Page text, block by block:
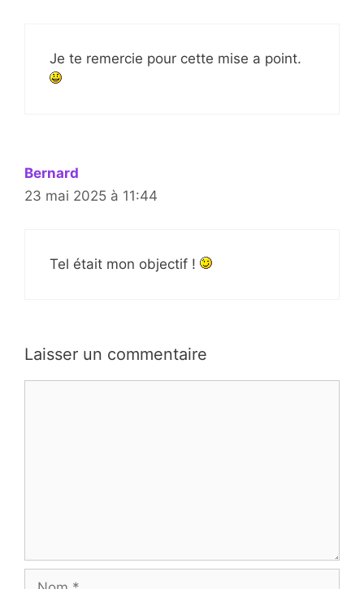
Je te remercie pour cette mise a point.
Bernard
23 mai 2025 à 11:44
Tel était mon objectif !
Laisser un commentaire
Nom